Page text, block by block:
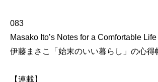
083
Masako Ito’s Notes for a Comfortable Life
伊藤まさこ「始末のいい暮らし」の心得
【連載】